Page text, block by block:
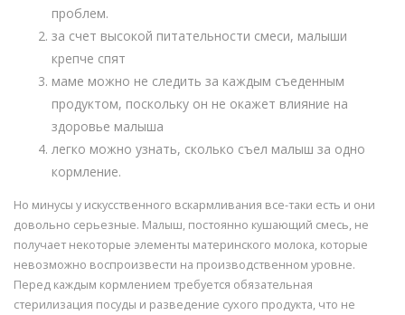
проблем.
за счет высокой питательности смеси, малыши
крепче спят
маме можно не следить за каждым съеденным
продуктом, поскольку он не окажет влияние на
здоровье малыша
легко можно узнать, сколько съел малыш за одно
кормление.
Но минусы у искусственного вскармливания все-таки есть и они
довольно серьезные. Малыш, постоянно кушающий смесь, не
получает некоторые элементы материнского молока, которые
невозможно воспроизвести на производственном уровне.
Перед каждым кормлением требуется обязательная
стерилизация посуды и разведение сухого продукта, что не